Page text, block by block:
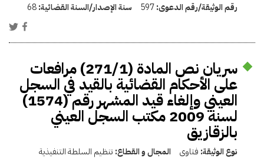
رقم الوثيقة/رقم الدعوى:597 سنة الإصدار/السنة القضائية:68
سريان نص المادة (271/1) مرافعات
على الأحكام القضائية بالقيد في السجل
العيني وإلغاء قيد المشهر رقم (1574)
لسنة 2009 مكتب السجل العيني
بالزقازيق
نوع الوثيقة: فتاوى المجال و القطاع: تنظيم السلطة التنفيذية